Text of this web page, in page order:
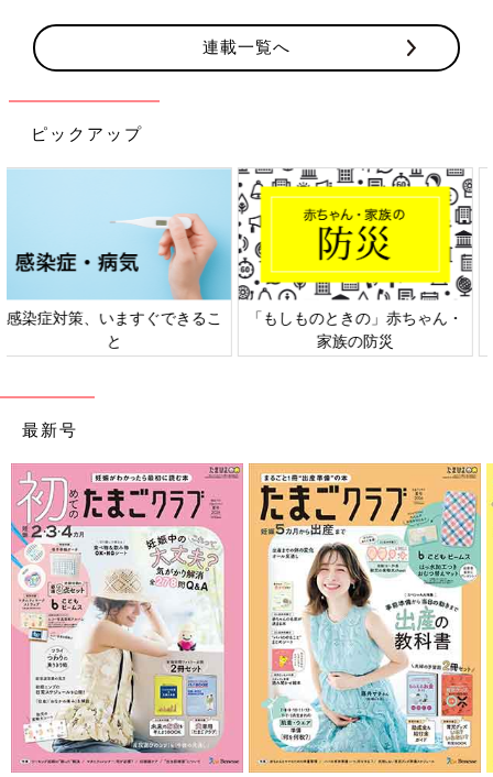
連載一覧へ
ピックアップ
日本外来小児科学会リーフレッ
ト検討会
六星占術 細木かおりさんの人生
相談
最新号